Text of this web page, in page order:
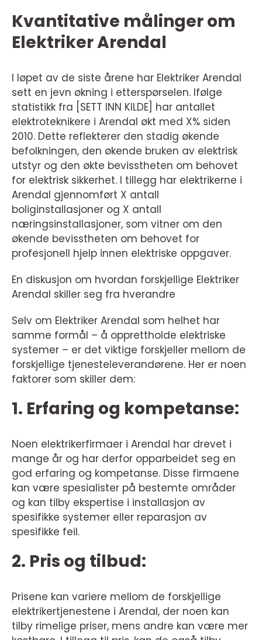
Kvantitative målinger om
Elektriker Arendal
I løpet av de siste årene har Elektriker Arendal
sett en jevn økning i etterspørselen. Ifølge
statistikk fra [SETT INN KILDE] har antallet
elektroteknikere i Arendal økt med X% siden
2010. Dette reflekterer den stadig økende
befolkningen, den økende bruken av elektrisk
utstyr og den økte bevisstheten om behovet
for elektrisk sikkerhet. I tillegg har elektrikerne i
Arendal gjennomført X antall
boliginstallasjoner og X antall
næringsinstallasjoner, som vitner om den
økende bevisstheten om behovet for
profesjonell hjelp innen elektriske oppgaver.
En diskusjon om hvordan forskjellige Elektriker
Arendal skiller seg fra hverandre
Selv om Elektriker Arendal som helhet har
samme formål – å opprettholde elektriske
systemer – er det viktige forskjeller mellom de
forskjellige tjenesteleverandørene. Her er noen
faktorer som skiller dem:
1. Erfaring og kompetanse:
Noen elektrikerfirmaer i Arendal har drevet i
mange år og har derfor opparbeidet seg en
god erfaring og kompetanse. Disse firmaene
kan være spesialister på bestemte områder
og kan tilby ekspertise i installasjon av
spesifikke systemer eller reparasjon av
spesifikke feil.
2. Pris og tilbud:
Prisene kan variere mellom de forskjellige
elektrikertjenestene i Arendal, der noen kan
tilby rimelige priser, mens andre kan være mer